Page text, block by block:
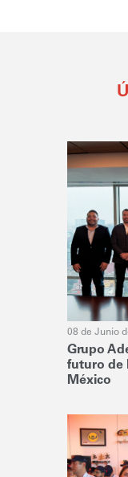
08 de Junio
Grupo
futuro de
México